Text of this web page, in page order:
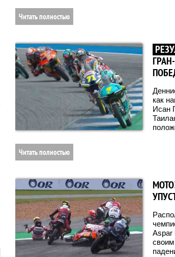
Читать полностью
как
Исан
Читать полностью
Aspar